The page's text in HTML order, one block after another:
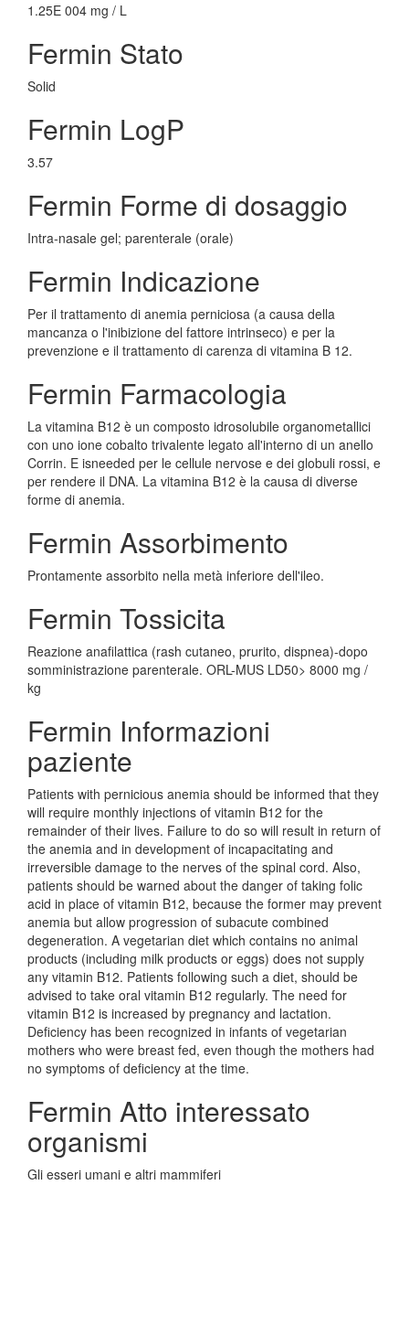
1.25E 004 mg / L
Fermin Stato
Solid
Fermin LogP
3.57
Fermin Forme di dosaggio
Intra-nasale gel; parenterale (orale)
Fermin Indicazione
Per il trattamento di anemia perniciosa (a causa della
mancanza o l'inibizione del fattore intrinseco) e per la
prevenzione e il trattamento di carenza di vitamina B 12.
Fermin Farmacologia
La vitamina B12 è un composto idrosolubile organometallici
con uno ione cobalto trivalente legato all'interno di un anello
Corrin. E isneeded per le cellule nervose e dei globuli rossi, e
per rendere il DNA. La vitamina B12 è la causa di diverse
forme di anemia.
Fermin Assorbimento
Prontamente assorbito nella metà inferiore dell'ileo.
Fermin Tossicita
Reazione anafilattica (rash cutaneo, prurito, dispnea)-dopo
somministrazione parenterale. ORL-MUS LD50> 8000 mg /
kg
Fermin Informazioni
paziente
Patients with pernicious anemia should be informed that they
will require monthly injections of vitamin B12 for the
remainder of their lives. Failure to do so will result in return of
the anemia and in development of incapacitating and
irreversible damage to the nerves of the spinal cord. Also,
patients should be warned about the danger of taking folic
acid in place of vitamin B12, because the former may prevent
anemia but allow progression of subacute combined
degeneration. A vegetarian diet which contains no animal
products (including milk products or eggs) does not supply
any vitamin B12. Patients following such a diet, should be
advised to take oral vitamin B12 regularly. The need for
vitamin B12 is increased by pregnancy and lactation.
Deficiency has been recognized in infants of vegetarian
mothers who were breast fed, even though the mothers had
no symptoms of deficiency at the time.
Fermin Atto interessato
organismi
Gli esseri umani e altri mammiferi